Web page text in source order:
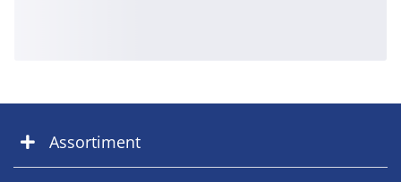
Assortiment